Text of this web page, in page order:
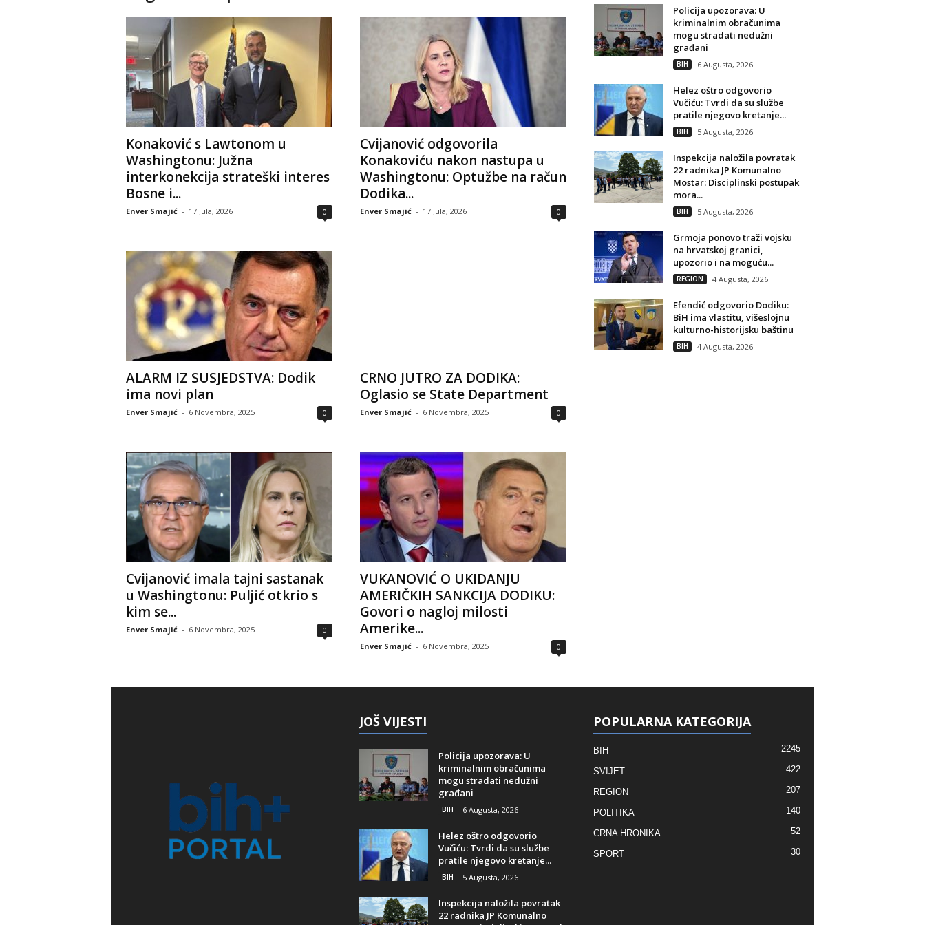
Konaković s Lawtonom u
Washingtonu: Južna
interkonekcija strateški interes
Bosne i...
Enver Smajić - 17 Jula, 2026 0
Cvijanović odgovorila
Konakoviću nakon nastupa u
Washingtonu: Optužbe na račun
Dodika...
Enver Smajić - 17 Jula, 2026 0
ALARM IZ SUSJEDSTVA: Dodik
ima novi plan
Enver Smajić - 6 Novembra, 2025 0
CRNO JUTRO ZA DODIKA:
Oglasio se State Department
Enver Smajić - 6 Novembra, 2025 0
Cvijanović imala tajni sastanak
u Washingtonu: Puljić otkrio s
kim se...
Enver Smajić - 6 Novembra, 2025 0
VUKANOVIĆ O UKIDANJU
AMERIČKIH SANKCIJA DODIKU:
Govori o nagloj milosti
Amerike...
Enver Smajić - 6 Novembra, 2025 0
Policija upozorava: U
kriminalnim obračunima
mogu stradati nedužni
građani
BIH 6 Augusta, 2026
Helez oštro odgovorio
Vučiću: Tvrdi da su službe
pratile njegovo kretanje...
BIH 5 Augusta, 2026
Inspekcija naložila povratak
22 radnika JP Komunalno
Mostar: Disciplinski postupak
mora...
BIH 5 Augusta, 2026
Grmoja ponovo traži vojsku
na hrvatskoj granici,
upozorio i na moguću...
REGION 4 Augusta, 2026
Efendić odgovorio Dodiku:
BiH ima vlastitu, višeslojnu
kulturno-historijsku baštinu
BIH 4 Augusta, 2026
JOŠ VIJESTI
Policija upozorava: U
kriminalnim obračunima
mogu stradati nedužni
građani
BIH 6 Augusta, 2026
Helez oštro odgovorio
Vučiću: Tvrdi da su službe
pratile njegovo kretanje...
BIH 5 Augusta, 2026
Inspekcija naložila povratak
22 radnika JP Komunalno
POPULARNA KATEGORIJA
BIH 2245
SVIJET 422
REGION 207
POLITIKA 140
CRNA HRONIKA 52
SPORT 30